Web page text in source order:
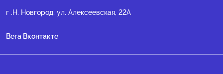
г .Н. Новгород, ул. Алексеевская, 22А
Вега Вконтакте